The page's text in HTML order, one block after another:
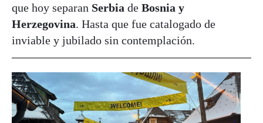
que hoy separan Serbia de Bosnia y
Herzegovina. Hasta que fue catalogado de
inviable y jubilado sin contemplación.